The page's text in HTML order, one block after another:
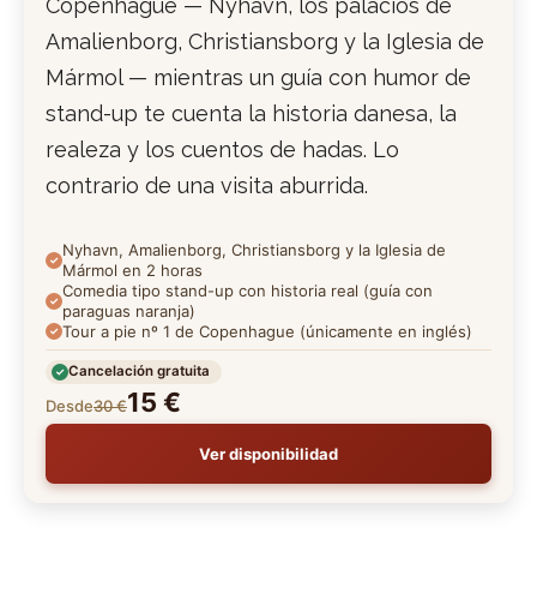
Copenhague — Nyhavn, los palacios de
Amalienborg, Christiansborg y la Iglesia de
Mármol — mientras un guía con humor de
stand-up te cuenta la historia danesa, la
realeza y los cuentos de hadas. Lo
contrario de una visita aburrida.
Nyhavn, Amalienborg, Christiansborg y la Iglesia de
Mármol en 2 horas
Comedia tipo stand-up con historia real (guía con
paraguas naranja)
Tour a pie nº 1 de Copenhague (únicamente en inglés)
Cancelación gratuita
Desde30 €15 €
Ver disponibilidad